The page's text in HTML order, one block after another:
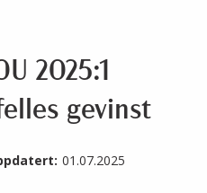
2025:1
gevinst
01.07.2025